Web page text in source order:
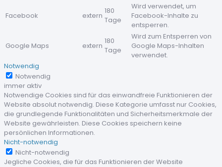
Facebook extern
180
Tage
Wird verwendet, um
Facebook-Inhalte zu
entsperren.
Google Maps extern
180
Tage
Wird zum Entsperren von
Google Maps-Inhalten
verwendet.
Notwendig
Notwendig
immer aktiv
Notwendige Cookies sind für das einwandfreie Funktionieren der
Website absolut notwendig. Diese Kategorie umfasst nur Cookies,
die grundlegende Funktionalitäten und Sicherheitsmerkmale der
Website gewährleisten. Diese Cookies speichern keine
persönlichen Informationen.
Nicht-notwendig
Nicht-notwendig
Jegliche Cookies, die für das Funktionieren der Website